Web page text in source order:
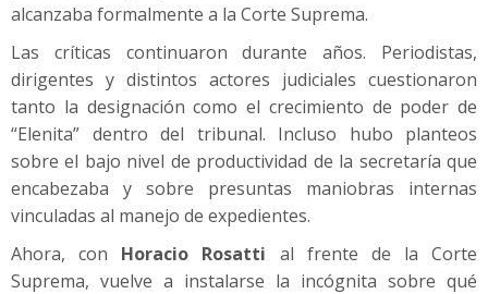
alcanzaba formalmente a la Corte Suprema.
Las críticas continuaron durante años. Periodistas,
dirigentes y distintos actores judiciales cuestionaron
tanto la designación como el crecimiento de poder de
“Elenita” dentro del tribunal. Incluso hubo planteos
sobre el bajo nivel de productividad de la secretaría que
encabezaba y sobre presuntas maniobras internas
vinculadas al manejo de expedientes.
Ahora, con Horacio Rosatti al frente de la Corte
Suprema, vuelve a instalarse la incógnita sobre qué